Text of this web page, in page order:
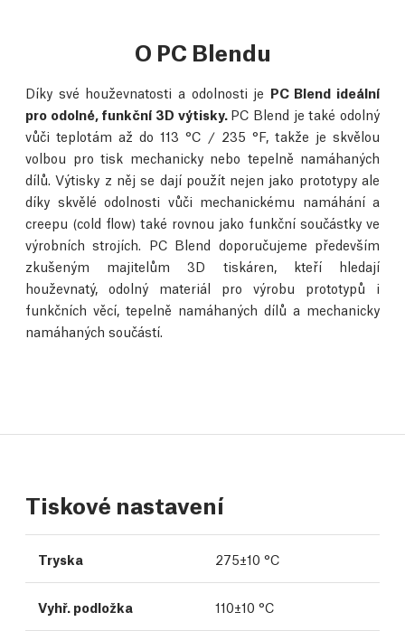
O PC Blendu
Díky své houževnatosti a odolnosti je PC Blend ideální
pro odolné, funkční 3D výtisky. PC Blend je také odolný
vůči teplotám až do 113 °C / 235 °F, takže je skvělou
volbou pro tisk mechanicky nebo tepelně namáhaných
dílů. Výtisky z něj se dají použít nejen jako prototypy ale
díky skvělé odolnosti vůči mechanickému namáhání a
creepu (cold flow) také rovnou jako funkční součástky ve
výrobních strojích. PC Blend doporučujeme především
zkušeným majitelům 3D tiskáren, kteří hledají
houževnatý, odolný materiál pro výrobu prototypů i
funkčních věcí, tepelně namáhaných dílů a mechanicky
namáhaných součástí.
Tiskové nastavení
Tryska 275±10 °C
Vyhř. podložka 110±10 °C